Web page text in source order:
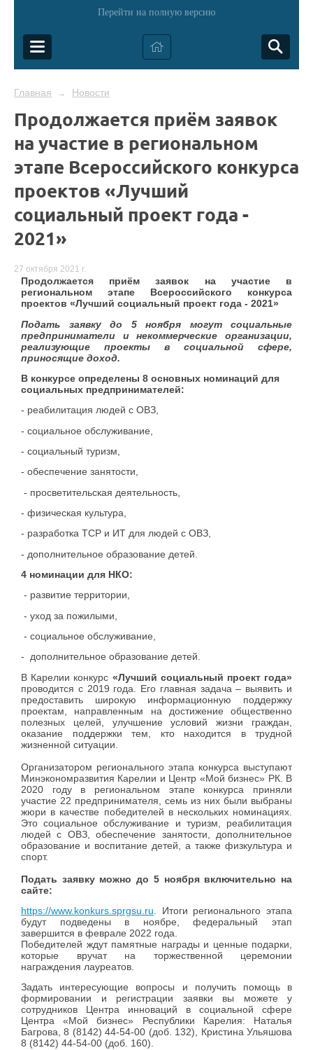
Перейти на полную версию
Главная → Новости
Продолжается приём заявок
на участие в региональном
этапе Всероссийского конкурса
проектов «Лучший
социальный проект года -
2021»
27 октября 2021 г.
Продолжается приём заявок на участие в
региональном этапе Всероссийского конкурса
проектов «Лучший социальный проект года - 2021»
Подать заявку до 5 ноября могут социальные
предприниматели и некоммерческие организации,
реализующие проекты в социальной сфере,
приносящие доход.
В конкурсе определены 8 основных номинаций для
социальных предпринимателей:
- реабилитация людей с ОВЗ,
- социальное обслуживание,
- социальный туризм,
- обеспечение занятости,
- просветительская деятельность,
- физическая культура,
- разработка ТСР и ИТ для людей с ОВЗ,
- дополнительное образование детей.
4 номинации для НКО:
- развитие территории,
- уход за пожилыми,
- социальное обслуживание,
- дополнительное образование детей.
В Карелии конкурс «Лучший социальный проект года»
проводится с 2019 года. Его главная задача – выявить и
предоставить широкую информационную поддержку
проектам, направленным на достижение общественно
полезных целей, улучшение условий жизни граждан,
оказание поддержки тем, кто находится в трудной
жизненной ситуации.
Организатором регионального этапа конкурса выступают
Минэкономразвития Карелии и Центр «Мой бизнес» РК. В
2020 году в региональном этапе конкурса приняли
участие 22 предпринимателя, семь из них были выбраны
жюри в качестве победителей в нескольких номинациях.
Это социальное обслуживание и туризм, реабилитация
людей с ОВЗ, обеспечение занятости, дополнительное
образование и воспитание детей, а также физкультура и
спорт.
Подать заявку можно до 5 ноября включительно на
сайте:
https://www.konkurs.sprgsu.ru . Итоги регионального этапа
будут подведены в ноябре, федеральный этап
завершится в феврале 2022 года.
Победителей ждут памятные награды и ценные подарки,
которые вручат на торжественной церемонии
награждения лауреатов.
Задать интересующие вопросы и получить помощь в
формировании и регистрации заявки вы можете у
сотрудников Центра инноваций в социальной сфере
Центра «Мой бизнес» Республики Карелия: Наталья
Багрова, 8 (8142) 44-54-00 (доб. 132), Кристина Ульяшова
8 (8142) 44-54-00 (доб. 160).